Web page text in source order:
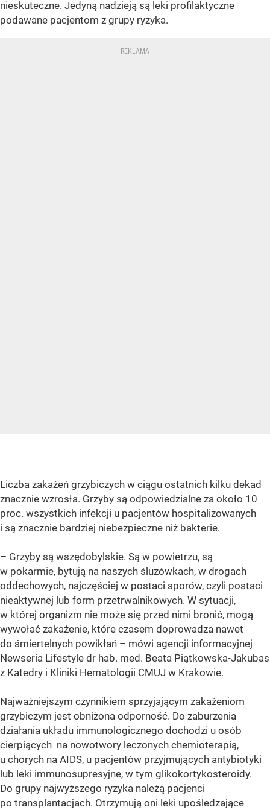
nieskuteczne. Jedyną nadzieją są leki profilaktyczne
podawane pacjentom z grupy ryzyka.
Liczba zakażeń grzybiczych w ciągu ostatnich kilku dekad
znacznie wzrosła. Grzyby są odpowiedzialne za około 10
proc. wszystkich infekcji u pacjentów hospitalizowanych
i są znacznie bardziej niebezpieczne niż bakterie.
– Grzyby są wszędobylskie. Są w powietrzu, są
w pokarmie, bytują na naszych śluzówkach, w drogach
oddechowych, najczęściej w postaci sporów, czyli postaci
nieaktywnej lub form przetrwalnikowych. W sytuacji,
w której organizm nie może się przed nimi bronić, mogą
wywołać zakażenie, które czasem doprowadza nawet
do śmiertelnych powikłań – mówi agencji informacyjnej
Newseria Lifestyle dr hab. med. Beata Piątkowska-Jakubas
z Katedry i Kliniki Hematologii CMUJ w Krakowie.
Najważniejszym czynnikiem sprzyjającym zakażeniom
grzybiczym jest obniżona odporność. Do zaburzenia
działania układu immunologicznego dochodzi u osób
cierpiących na nowotwory leczonych chemioterapią,
u chorych na AIDS, u pacjentów przyjmujących antybiotyki
lub leki immunosupresyjne, w tym glikokortykosteroidy.
Do grupy najwyższego ryzyka należą pacjenci
po transplantacjach. Otrzymują oni leki upośledzające